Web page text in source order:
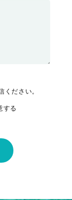
ください。
する